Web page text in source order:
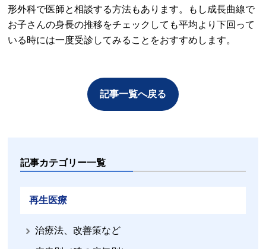
形外科で医師と相談する方法もあります。もし成長曲線で
お子さんの身長の推移をチェックしても平均より下回って
いる時には一度受診してみることをおすすめします。
記事一覧へ戻る
記事カテゴリー一覧
再生医療
治療法、改善策など